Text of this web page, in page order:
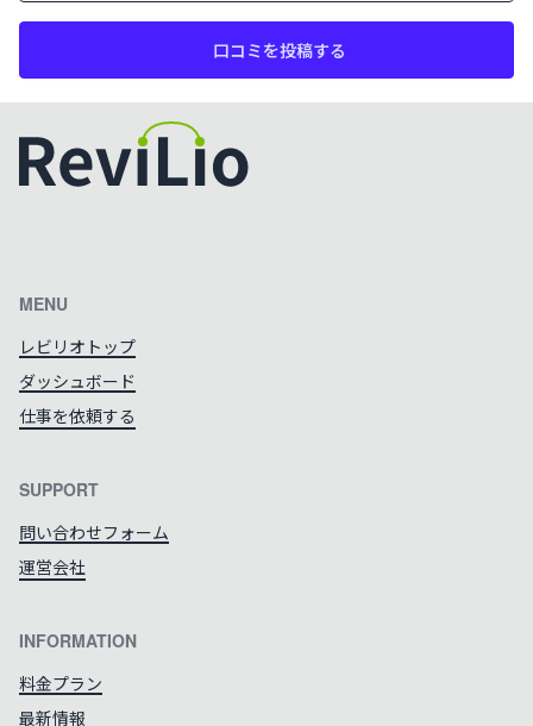
口コミを投稿する
MENU
レビリオトップ
ダッシュボード
仕事を依頼する
SUPPORT
問い合わせフォーム
運営会社
INFORMATION
料金プラン
最新情報